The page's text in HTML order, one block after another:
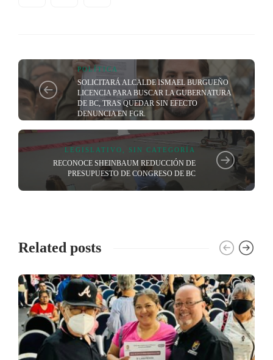
POLÍTICA
SOLICITARÁ ALCALDE ISMAEL BURGUEÑO
LICENCIA PARA BUSCAR LA GUBERNATURA
DE BC, TRAS QUEDAR SIN EFECTO
DENUNCIA EN FGR.
LEGISLATIVO SIN CATEGORÍA
RECONOCE SHEINBAUM REDUCCIÓN DE
PRESUPUESTO DE CONGRESO DE BC
Related posts